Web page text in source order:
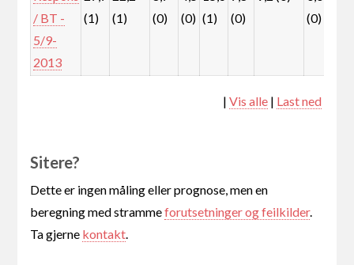
/ BT -
5/9-
2013
(1)
(1)
(0)
(0) (1)
(0)
(0)
|Vis alle | Last ned
Sitere?
Dette er ingen måling eller prognose, men en
beregning med strammeforutsetninger og feilkilder.
Ta gjerne kontakt